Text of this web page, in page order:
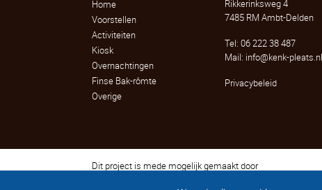
Home
Voorstellen
Activiteiten
Kiosk
Overnachtingen
Finse Bak-rômte
Overige
Rikkerinksweg 4
7485 RM Ambt-Delden
Tel: 06 222 38 487
Mail: info@kenk-pleats.nl
Privacybeleid
Dit project is mede mogelijk gemaakt door